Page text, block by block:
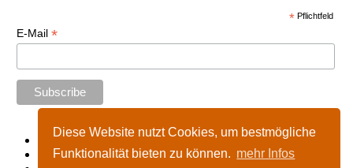
Diese Website nutzt Cookies, um bestmögliche
Funktionalität bieten zu können. mehr Infos
* Pflichtfeld
E-Mail *
Start
Impressum